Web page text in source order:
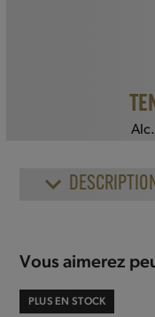
Vous aimerez
PLUS EN STOCK